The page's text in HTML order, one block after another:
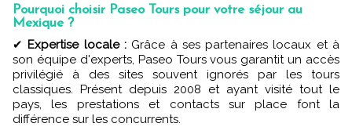
Pourquoi choisir Paseo Tours pour votre séjour au
Mexique ?
Expertise locale :Grâce à ses partenaires locaux et à
son équipe d'experts, Paseo Tours vous garantit un accès
privilégié à des sites souvent ignorés par les tours
classiques. Présent depuis 2008 et ayant visité tout le
pays, les prestations et contacts sur place font la
différence sur les concurrents.